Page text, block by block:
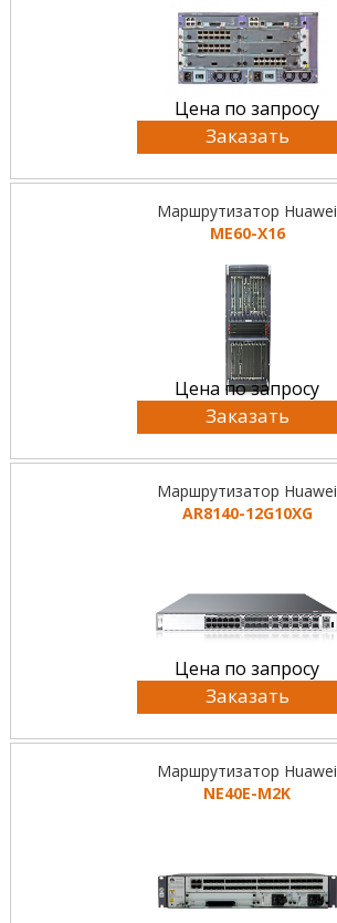
Цена по запросу
Заказать
Маршрутизатор Huawei
ME60-X16
Цена по запросу
Заказать
Маршрутизатор Huawei
AR8140-12G10XG
Цена по запросу
Заказать
Маршрутизатор Huawei
NE40E-M2K